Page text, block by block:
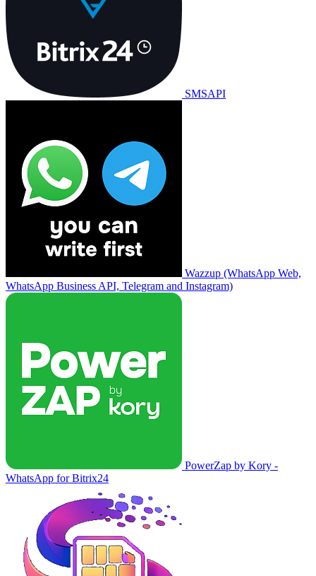
SMSAPI
Wazzup (WhatsApp Web,
WhatsApp Business API, Telegram and Instagram)
PowerZap by Kory -
WhatsApp for Bitrix24